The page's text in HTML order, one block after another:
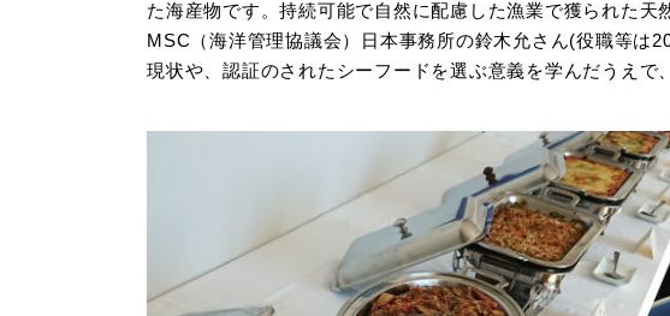
た海産物です。持続可能で自然に配慮した漁業で獲られた天
MSC（海洋管理協議会）日本事務所の鈴木允さん(役職等は
現状や、認証のされたシーフードを選ぶ意義を学んだうえで